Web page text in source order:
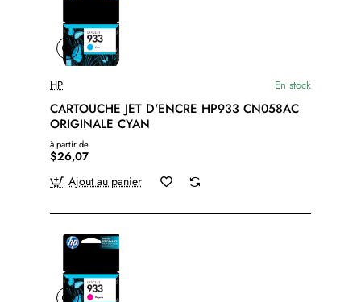
HP En stock
CARTOUCHE JET D'ENCRE HP933 CN058AC
ORIGINALE CYAN
à partir de
$26,07
Ajout au panier